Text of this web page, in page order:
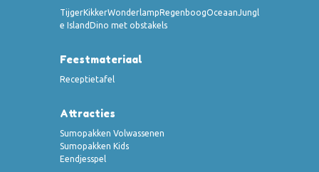
TijgerKikkerWonderlampRegenboogOceaanJungl
e IslandDino met obstakels
Feestmateriaal
Receptietafel
Attracties
Sumopakken Volwassenen
Sumopakken Kids
Eendjesspel